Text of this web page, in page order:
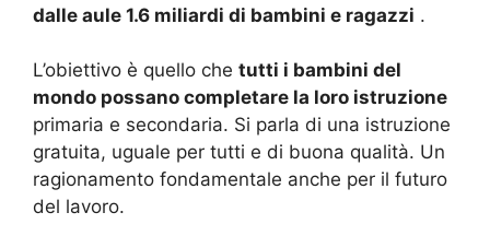
dalle aule 1.6 miliardi di bambini e ragazzi .
L’obiettivo è quello che tutti i bambini del
mondo possano completare la loro istruzione
primaria e secondaria. Si parla di una istruzione
gratuita, uguale per tutti e di buona qualità. Un
ragionamento fondamentale anche per il futuro
del lavoro.